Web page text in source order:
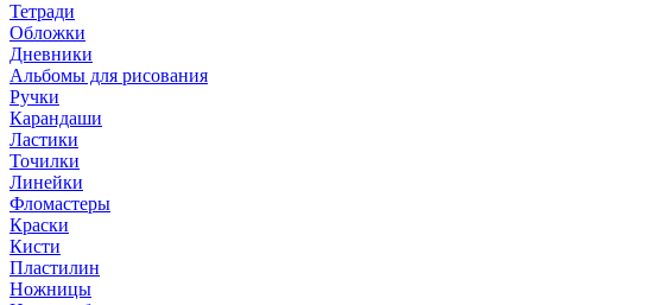
Тетради
Обложки
Дневники
Альбомы для рисования
Ручки
Карандаши
Ластики
Точилки
Линейки
Фломастеры
Краски
Кисти
Пластилин
Ножницы